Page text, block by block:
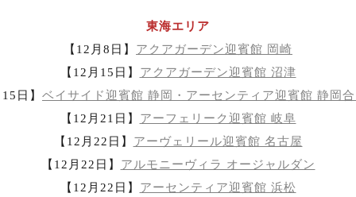
東海エリア
【12月8日】 アクアガーデン迎賓館 岡崎
【12月15日】 アクアガーデン迎賓館 沼津
日】 ベイサイド迎賓館 静岡・アーセンティア迎賓館 静岡
【12月21日】 アーフェリーク迎賓館 岐阜
【12月22日】 アーヴェリール迎賓館 名古屋
【12月22日】 アルモニーヴィラ オージャルダン
【12月22日】 アーセンティア迎賓館 浜松